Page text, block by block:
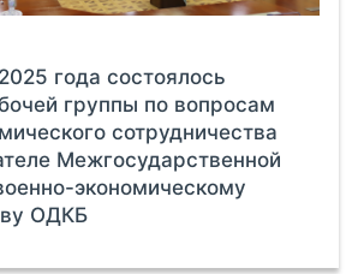
года состоялось
группы по вопросам
сотрудничества
Межгосударственной
экономическому
ОДКБ